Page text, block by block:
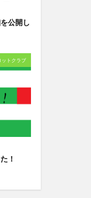
公開し
ットクラブ
！